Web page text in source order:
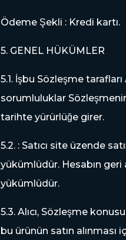
Ödeme Şekli : Kredi kartı.
5. GENEL HÜKÜMLER
5.1. İşbu Sözleşme
sorumluluklar
tarihte yürürlüğe girer.
5.2. : Satıcı site üzende
yükümlüdür. Hesabın geri
yükümlüdür.
5.3. Alıcı, Sözleşme
bu ürünün satın